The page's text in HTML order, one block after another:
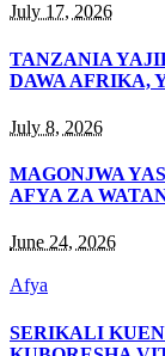
July 17, 2026
TANZANIA
DAWA AFRIKA,
July 8, 2026
MAGONJWA
AFYA ZA
June 24, 2026
Afya
SERIKALI